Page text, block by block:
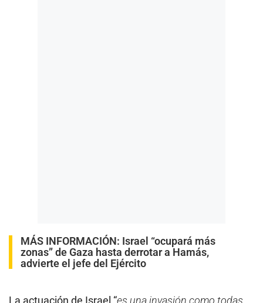
MÁS INFORMACIÓN: Israel “ocupará más
zonas” de Gaza hasta derrotar a Hamás,
advierte el jefe del Ejército
La actuación de Israel “es una invasión como todas